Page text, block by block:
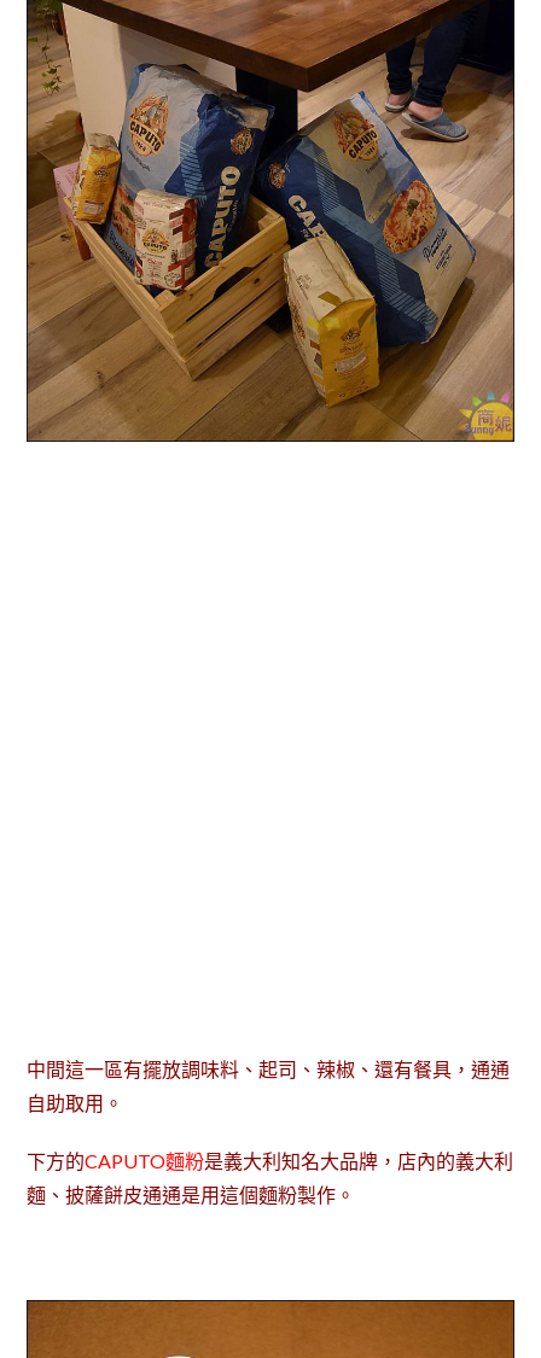
中間這一區有擺放調味料、起司、辣椒、還有餐具，通通
自助取用。
下方的CAPUTO麵粉是義大利知名大品牌，店內的義大利
麵、披薩餅皮通通是用這個麵粉製作。